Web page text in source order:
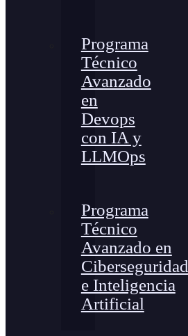
Programa
Técnico
Avanzado
en
Devops
con IA y
LLMOps
Programa
Técnico
Avanzado en
Ciberseguridad
e Inteligencia
Artificial